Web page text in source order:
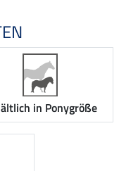
in Ponygröße